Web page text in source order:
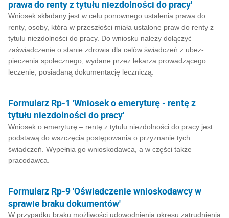
prawa do renty z tytułu niezdolności do pracy'
Wniosek składany jest w celu ponownego ustalenia prawa do
renty, osoby, która w przeszłości miała ustalone praw do renty z
tytułu niezdolności do pracy. Do wniosku należy dołączyć
zaświadczenie o stanie zdrowia dla celów świadczeń z ubez­
pieczenia społecznego, wydane przez lekarza prowadzącego
leczenie, posiadaną dokumen­tację leczniczą.
Formularz Rp-1 'Wniosek o emeryturę - rentę z
tytułu niezdolności do pracy'
Wniosek o emeryturę – rentę z tytułu niezdolności do pracy jest
podstawą do wszczęcia postępowania o przyznanie tych
świadczeń. Wypełnia go wnioskodawca, a w części także
pracodawca.
Formularz Rp-9 'Oświadczenie wnioskodawcy w
sprawie braku dokumentów'
W przypadku braku możliwości udowodnienia okresu zatrudnienia